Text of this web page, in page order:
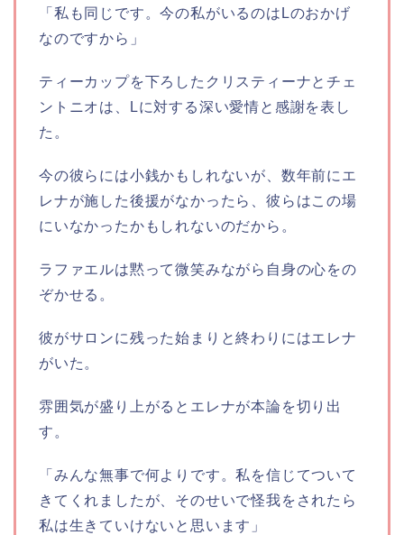
「私も同じです。今の私がいるのはLのおかげ
なのですから」
ティーカップを下ろしたクリスティーナとチェ
ントニオは、Lに対する深い愛情と感謝を表し
た。
今の彼らには小銭かもしれないが、数年前にエ
レナが施した後援がなかったら、彼らはこの場
にいなかったかもしれないのだから。
ラファエルは黙って微笑みながら自身の心をの
ぞかせる。
彼がサロンに残った始まりと終わりにはエレナ
がいた。
雰囲気が盛り上がるとエレナが本論を切り出
す。
「みんな無事で何よりです。私を信じてついて
きてくれましたが、そのせいで怪我をされたら
私は生きていけないと思います」